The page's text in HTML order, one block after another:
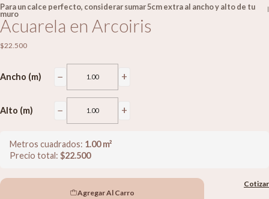
Para un calce perfecto, considerar sumar 5cm extra al ancho y alto de tu
muro
|
Acuarela en Arcoiris
$22.500
Ancho (m) − +
Alto (m) − +
Metros cuadrados: 1.00m²
Precio total: $22.500
Agregar Al Carro
Cotizar